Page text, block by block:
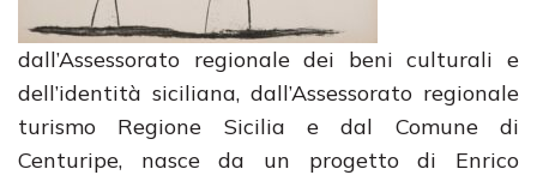
dall’Assessorato regionale dei beni culturali e
dell’identità siciliana, dall’Assessorato regionale
turismo Regione Sicilia e dal Comune di
Centuripe, nasce da un progetto di Enrico